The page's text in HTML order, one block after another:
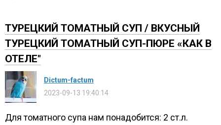
ТУРЕЦКИЙ ТОМАТНЫЙ СУП / ВКУСНЫЙ
ТУРЕЦКИЙ ТОМАТНЫЙ СУП-ПЮРЕ «КАК В
ОТЕЛЕ"
Dictum-factum
2023-09-13 19:40:14
Для томатного супа нам понадобится: 2 ст.л.